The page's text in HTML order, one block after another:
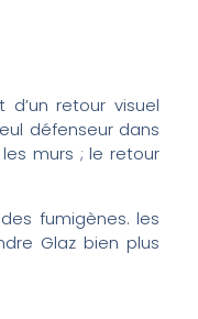
retour visuel
défenseur dans
murs ; le retour
fumigènes. les
Glaz bien plus